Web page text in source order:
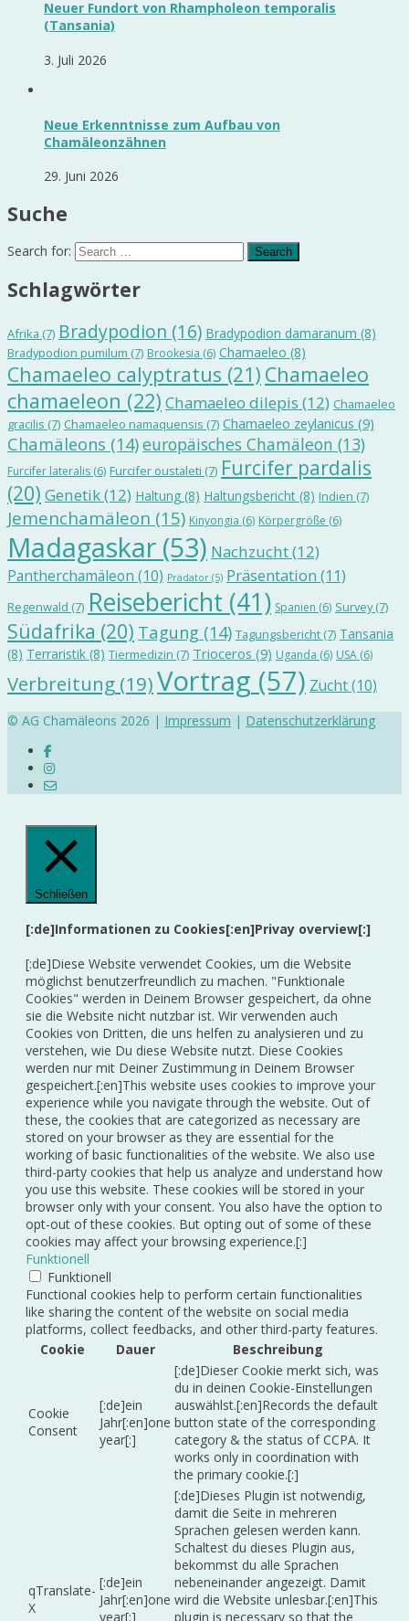
Neuer Fundort von Rhampholeon temporalis
(Tansania)
3. Juli 2026
Neue Erkenntnisse zum Aufbau von
Chamäleonzähnen
29. Juni 2026
Suche
Search for:
Schlagwörter
Afrika (7) Bradypodion (16) Bradypodion damaranum (8)
Bradypodion pumilum (7) Brookesia (6) Chamaeleo (8)
Chamaeleo calyptratus (21) Chamaeleo
chamaeleon (22) Chamaeleo dilepis (12) Chamaeleo
gracilis (7) Chamaeleo namaquensis (7) Chamaeleo zeylanicus (9)
Chamäleons (14)europäisches Chamäleon (13)
Furcifer lateralis (6) Furcifer oustaleti (7) Furcifer pardalis
(20) Genetik(12) Haltung (8) Haltungsbericht (8) Indien (7)
Jemenchamäleon (15) Kinyongia (6) Körpergröße (6)
Madagaskar (53) Nachzucht(12)
Pantherchamäleon (10) Prädator (5) Präsentation (11)
Regenwald (7) Reisebericht (41) Spanien (6) Survey(7)
Südafrika (20) Tagung (14) Tagungsbericht (7) Tansania
(8) Terraristik (8) Tiermedizin (7) Trioceros (9) Uganda (6) USA (6)
Verbreitung (19)Vortrag (57) Zucht(10)
© AG Chamäleons 2026 | Impressum | Datenschutzerklärung
Schließen
[:de]Informationen zu Cookies[:en]Privay overview[:]
[:de]Diese Website verwendet Cookies, um die Website
möglichst benutzerfreundlich zu machen. "Funktionale
Cookies" werden in Deinem Browser gespeichert, da ohne
sie die Website nicht nutzbar ist. Wir verwenden auch
Cookies von Dritten, die uns helfen zu analysieren und zu
verstehen, wie Du diese Website nutzt. Diese Cookies
werden nur mit Deiner Zustimmung in Deinem Browser
gespeichert.[:en]This website uses cookies to improve your
experience while you navigate through the website. Out of
these, the cookies that are categorized as necessary are
stored on your browser as they are essential for the
working of basic functionalities of the website. We also use
third-party cookies that help us analyze and understand how
you use this website. These cookies will be stored in your
browser only with your consent. You also have the option to
opt-out of these cookies. But opting out of some of these
cookies may affect your browsing experience.[:]
Funktionell
Funktionell
Functional cookies help to perform certain functionalities
like sharing the content of the website on social media
platforms, collect feedbacks, and other third-party features.
Cookie
Dauer Beschreibung
Cookie
Consent
[:de]ein
Jahr[:en]one
year[:]
[:de]Dieser Cookie merkt sich, was
du in deinen Cookie-Einstellungen
auswählst.[:en]Records the default
button state of the corresponding
category & the status of CCPA. It
works only in coordination with
the primary cookie.[:]
qTranslate-
X
[:de]ein
Jahr[:en]one
year[:]
[:de]Dieses Plugin ist notwendig,
damit die Seite in mehreren
Sprachen gelesen werden kann.
Schaltest du dieses Plugin aus,
bekommst du alle Sprachen
nebeneinander angezeigt. Damit
wird die Website unlesbar.[:en]This
plugin is necessary so that the